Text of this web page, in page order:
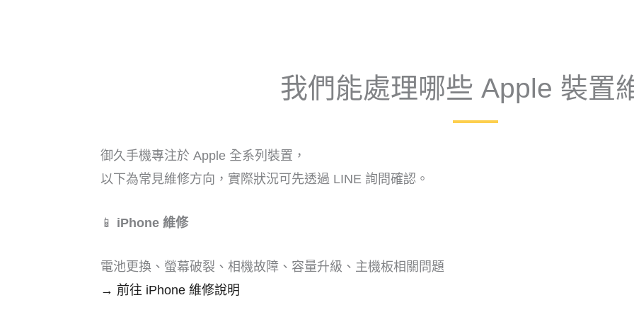
我們能處理哪些 Apple 裝置
御久手機專注於 Apple 全系列裝置，
以下為常見維修方向，實際狀況可先透過 LINE 詢問確認。
📱 iPhone 維修
電池更換、螢幕破裂、相機故障、容量升級、主機板相關問題
→ 前往 iPhone 維修說明